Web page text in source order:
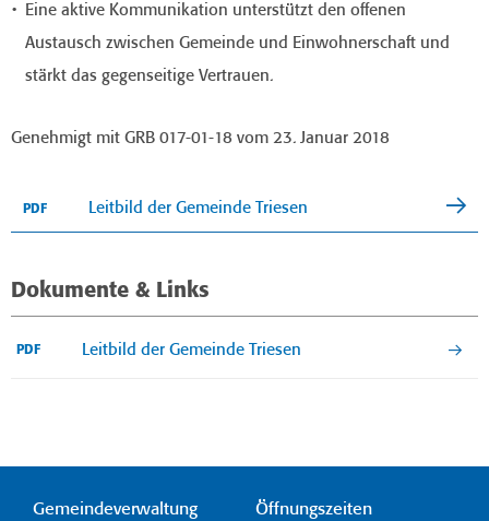
Eine aktive Kommunikation unterstützt den offenen
Austausch zwischen Gemeinde und Einwohnerschaft und
stärkt das gegenseitige Vertrauen.
Genehmigt mit GRB 017-01-18 vom 23. Januar 2018
PDF Leitbild der Gemeinde Triesen
Dokumente & Links
PDF Leitbild der Gemeinde Triesen
Gemeindeverwaltung
Öffnungszeiten